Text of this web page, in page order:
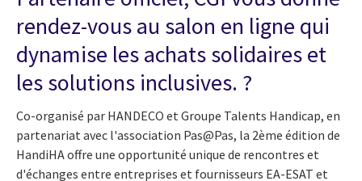
rendez-vous au salon en ligne qui
dynamise les achats solidaires et
les solutions inclusives. ?
Co-organisé par HANDECO et Groupe Talents Handicap, en
partenariat avec l'association Pas@Pas, la 2ème édition de
HandiHA offre une opportunité unique de rencontres et
d'échanges entre entreprises et fournisseurs EA-ESAT et